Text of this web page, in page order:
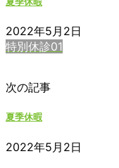
2022年5月2日
特別休診01
次の記事
夏季休暇
2022年5月2日